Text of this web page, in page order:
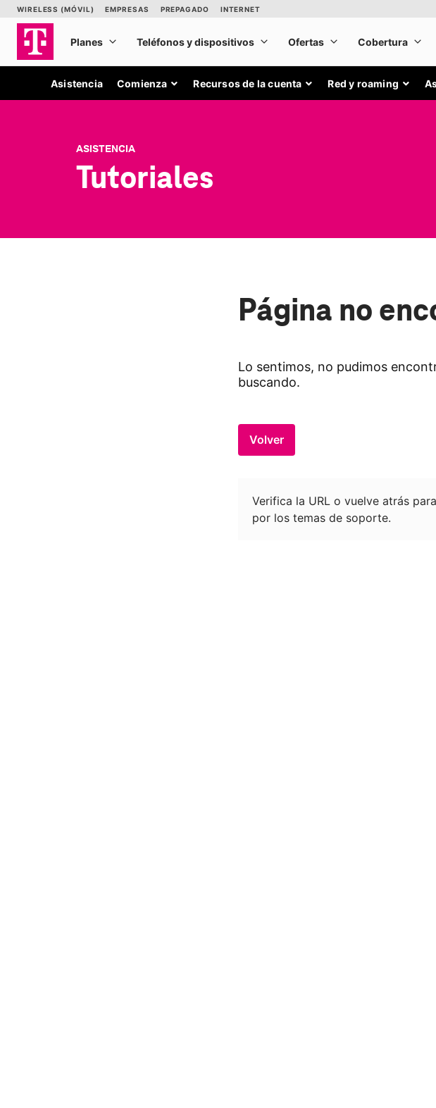
Asistencia Comienza Recursos de la cuenta Red y roaming
ASISTENCIA
Tutoriales